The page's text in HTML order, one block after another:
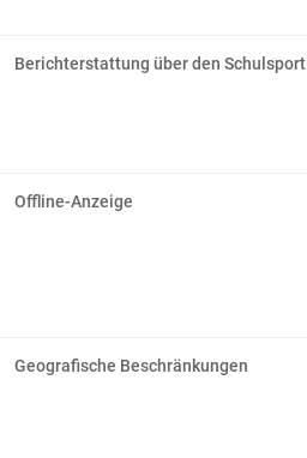
Berichterstattung über den Schulsport
Offline-Anzeige
Geografische Beschränkungen